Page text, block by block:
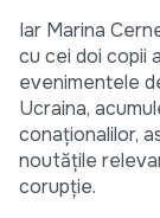
Iar Marina
cu cei doi copii
evenimentele
Ucraina,
conaționalilor,
noutățile
corupție.